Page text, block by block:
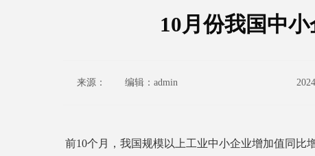
10月份我国中
来源： 编辑：admin
前10个月，我国规模以上工业中小企业增加值同比